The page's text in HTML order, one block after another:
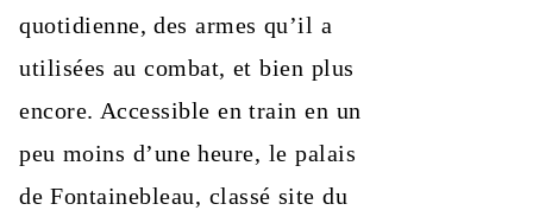
quotidienne, des armes qu’il a
utilisées au combat, et bien plus
encore. Accessible en train en un
peu moins d’une heure, le palais
de Fontainebleau, classé site du